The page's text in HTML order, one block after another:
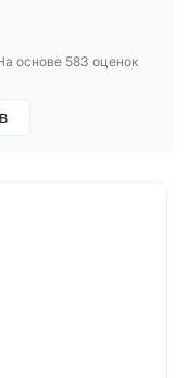
основе 583 оценок